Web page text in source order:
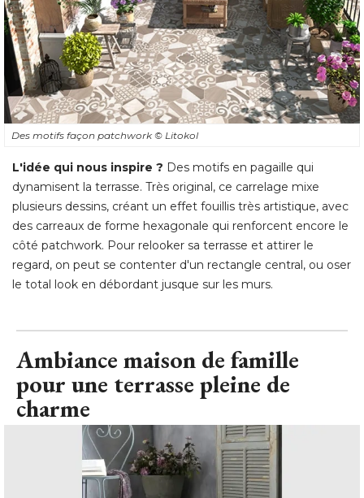
Des motifs façon patchwork © Litokol
L'idée qui nous inspire ? Des motifs en pagaille qui
dynamisent la terrasse. Très original, ce carrelage mixe
plusieurs dessins, créant un effet fouillis très artistique, avec
des carreaux de forme hexagonale qui renforcent encore le
côté patchwork. Pour relooker sa terrasse et attirer le
regard, on peut se contenter d'un rectangle central, ou oser
le total look en débordant jusque sur les murs.
Ambiance maison de famille
pour une terrasse pleine de
charme